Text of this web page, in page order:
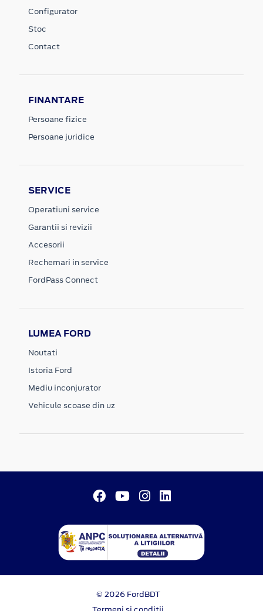
Configurator
Stoc
Contact
FINANTARE
Persoane fizice
Persoane juridice
SERVICE
Operatiuni service
Garantii si revizii
Accesorii
Rechemari in service
FordPass Connect
LUMEA FORD
Noutati
Istoria Ford
Mediu inconjurator
Vehicule scoase din uz
© 2026 FordBDT